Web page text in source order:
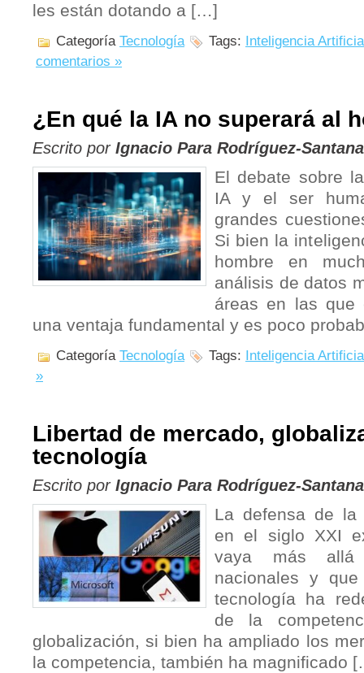
les están dotando a […]
Categoría Tecnología Tags: Inteligencia
comentarios »
¿En qué la IA no superará al
Escrito por Ignacio Para Rodríguez-Santana
El debate sobre
IA y el ser
grandes
Si bien la
hombre en
análisis de datos
áreas en las que
una ventaja fundamental y es poco
Categoría Tecnología Tags: Inteligencia
»
Libertad de mercado,
tecnología
Escrito por Ignacio Para Rodríguez-Santana
La defensa de la
en el siglo XXI
vaya más
nacionales y
tecnología ha
de la
globalización, si bien ha ampliado los
la competencia, también ha magnificado